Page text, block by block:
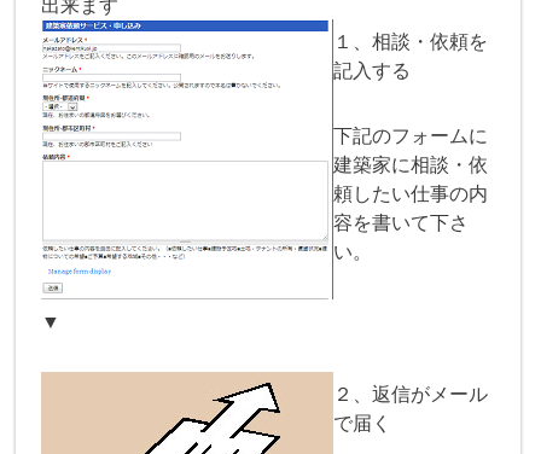
１、相談・依頼を
記入する
下記のフォームに
建築家に相談・依
頼したい仕事の内
容を書いて下さ
い。
▼
２、返信がメール
で届く